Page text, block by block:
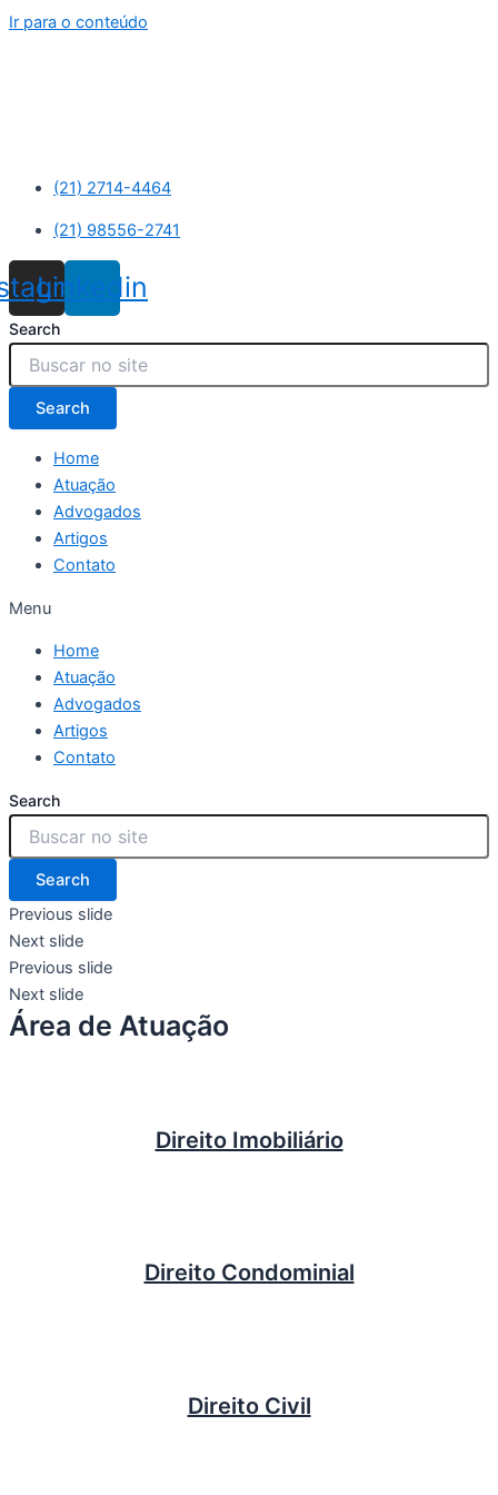
Ir para o conteúdo
(21) 2714-4464
(21) 98556-2741
Linkedin
Search
Search
Home
Atuação
Advogados
Artigos
Contato
Menu
Home
Atuação
Advogados
Artigos
Contato
Search
Search
Previous slide
Next slide
Previous slide
Next slide
Área de Atuação
Direito Imobiliário
Direito Condominial
Direito Civil